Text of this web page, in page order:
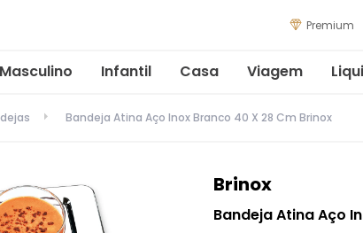
Premium
Masculino Infantil Casa Viagem
Bandeja Atina Aço Inox Branco 40 X 28 Cm Brinox
Brinox
Bandeja Atina Aço